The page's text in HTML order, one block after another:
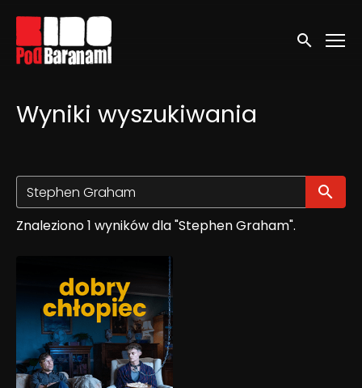
Linki ułatwień dostępu
Wyszukaj
Wyniki wyszukiwania
Znaleziono 1 wyników dla "Stephen Graham".